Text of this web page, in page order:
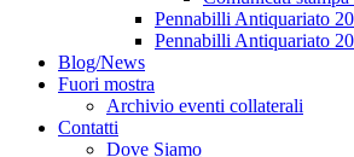
Pennabilli Antiquariato
Pennabilli Antiquariato
Blog/News
Fuori mostra
Archivio eventi collaterali
Contatti
Dove Siamo